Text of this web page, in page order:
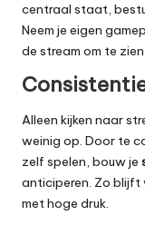
centraal staat,
Neem je eigen
de stream om te
Alleen kijken naar
weinig op. Door te
zelf spelen, bouw je
anticiperen. Zo
met hoge druk.